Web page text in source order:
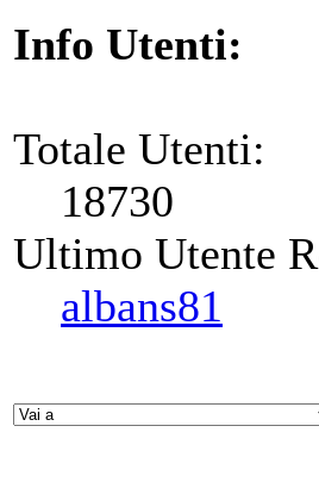
Info Utenti:
Totale Utenti:
18730
Ultimo Utente
albans81